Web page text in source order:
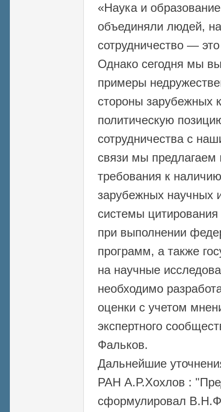
«Наука и
объединяли людей,
сотрудничество —
Однако сегодня мы
примеры
стороны зарубежных
политическую
сотрудничества с
связи мы предлагаем
требования к
зарубежных научных
системы
при выполнении
программ, а также
на научные
необходимо
оценки с учетом
экспертного
Фальков.
Дальнейшие
РАН А.Р.Хохлов : "
сформулировал